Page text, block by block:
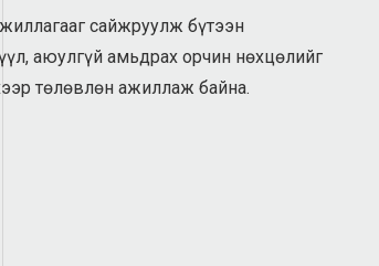
сайжруулж бүтээн
аюулгүй амьдрах орчин нөхцөлийг
төлөвлөн ажиллаж байна.